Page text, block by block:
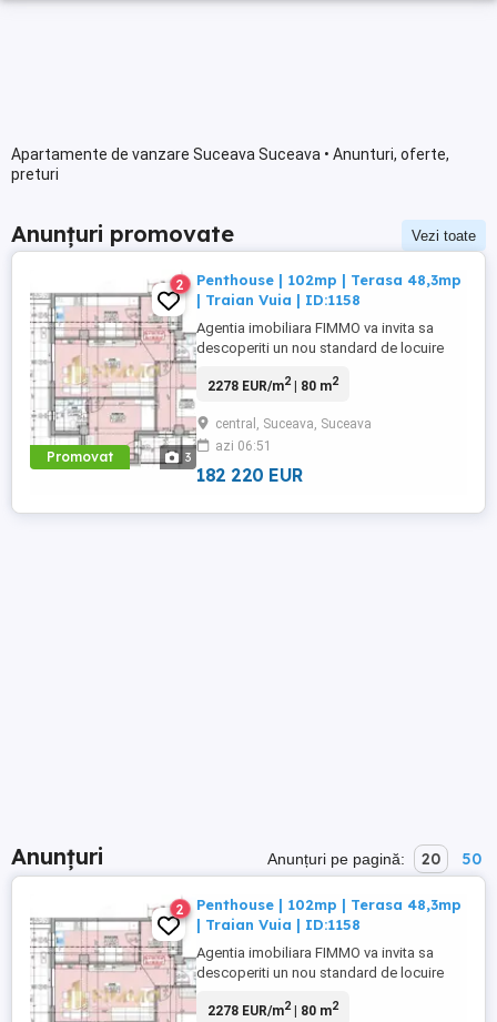
Apartamente de vanzare Suceava Suceava • Anunturi, oferte,
preturi
Anunțuri promovate Vezi toate
Promovat 3
2
Penthouse | 102mp | Terasa 48,3mp
| Traian Vuia | ID:1158
Agentia imobiliara FIMMO va invita sa
descoperiti un nou standard de locuire
confortul, eleganta si functionalitatea se
penthouse de vanzare situat intr-un bloc
modern, termen de finalizare 2026,
conceput pentru a satisface cele ...
2278 EUR/m2| 80 m2
central, Suceava, Suceava
azi 06:51
182 220 EUR
Anunțuri Anunțuri pe pagină: 20 50
2
Penthouse | 102mp | Terasa 48,3mp
| Traian Vuia | ID:1158
Agentia imobiliara FIMMO va invita sa
descoperiti un nou standard de locuire
confortul, eleganta si functionalitatea se
2278 EUR/m2| 80 m2